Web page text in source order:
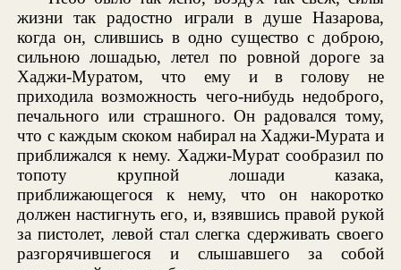
жизни так радостно играли в душе Назарова,
когда он, слившись в одно существо с доброю,
сильною лошадью, летел по ровной дороге за
Хаджи-Муратом, что ему и в голову не
приходила возможность чего-нибудь недоброго,
печального или страшного. Он радовался тому,
что с каждым скоком набирал на Хаджи-Мурата и
приближался к нему. Хаджи-Мурат сообразил по
топоту крупной лошади казака,
приближающегося к нему, что он накоротко
должен настигнуть его, и, взявшись правой рукой
за пистолет, левой стал слегка сдерживать своего
разгорячившегося и слышавшего за собой